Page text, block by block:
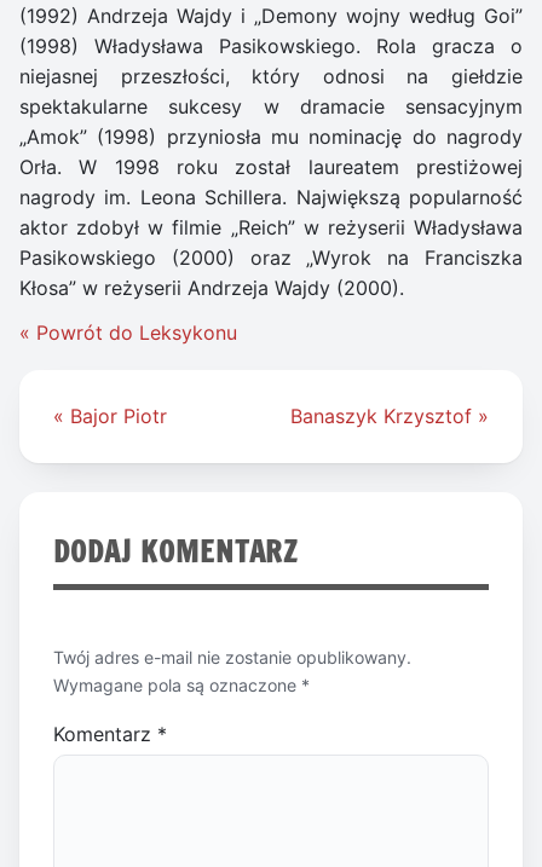
(1992) Andrzeja Wajdy i „Demony wojny według Goi”
(1998) Władysława Pasikowskiego. Rola gracza o
niejasnej przeszłości, który odnosi na giełdzie
spektakularne sukcesy w dramacie sensacyjnym
„Amok” (1998) przyniosła mu nominację do nagrody
Orła. W 1998 roku został laureatem prestiżowej
nagrody im. Leona Schillera. Największą popularność
aktor zdobył w filmie „Reich” w reżyserii Władysława
Pasikowskiego (2000) oraz „Wyrok na Franciszka
Kłosa” w reżyserii Andrzeja Wajdy (2000).
« Powrót do Leksykonu
Nawigacja
« Bajor Piotr Banaszyk Krzysztof »
DODAJ KOMENTARZ
Twój adres e-mail nie zostanie opublikowany.
Wymagane pola są oznaczone *
Komentarz *